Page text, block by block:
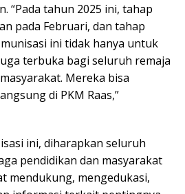
“Pada tahun 2025 ini, tahap
pada Februari, dan tahap
ini tidak hanya untuk
terbuka bagi seluruh remaja
Mereka bisa
di PKM Raas,”
ini, diharapkan seluruh
pendidikan dan masyarakat
mendukung, mengedukasi,